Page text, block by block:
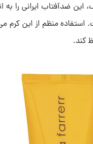
ضدآفتاب ایرانی را به
استفاده منظم از این کرم
کند.